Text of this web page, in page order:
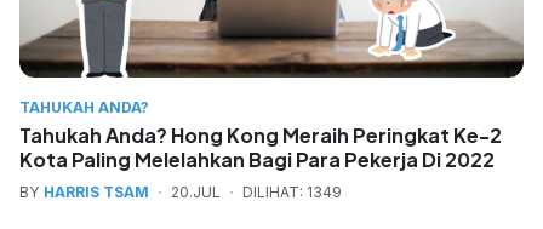
TAHUKAH ANDA?
Tahukah Anda? Hong Kong Meraih Peringkat Ke-2
Kota Paling Melelahkan Bagi Para Pekerja Di 2022
BY HARRIS TSAM 20.JUL DILIHAT: 1349